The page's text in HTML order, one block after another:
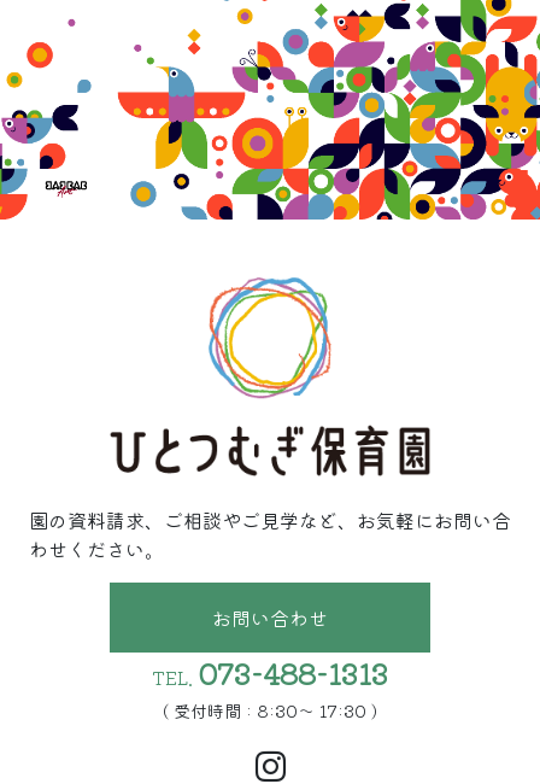
園の資料請求、ご相談やご見学など、お気軽にお問い合
わせください。
お問い合わせ
TEL. 073-488-1313
( 受付時間 : 8:30〜 17:30 )